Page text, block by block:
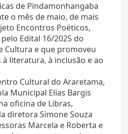
de Pindamonhangaba
o mês de maio, de mais
Encontros Poéticos,
Edital 16/2025 do
Cultura e que promoveu
literatura, à inclusão e ao
Cultural do Araretama,
Municipal Elias Bargis
oficina de Libras,
diretora Simone Souza
Marcela e Roberta e